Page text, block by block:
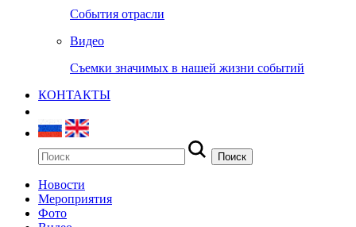
События отрасли
Видео
Съемки значимых в нашей жизни событий
КОНТАКТЫ
Новости
Мероприятия
Фото